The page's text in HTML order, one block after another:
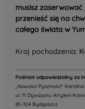
musisz
przenieść się na
całego świata w
Kraj pochodzenia:
Podmiot odpowiedzialny za
,,Nowości Pyszności"
ul. 11 Dywizjonu Artylerii
85-324 Bydgoszcz